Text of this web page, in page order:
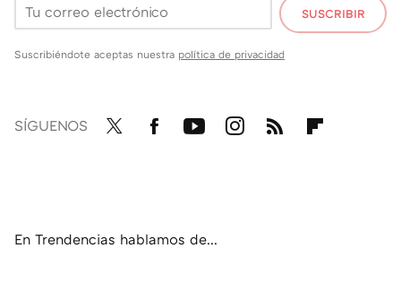
SUSCRIBIR
Suscribiéndote aceptas nuestra política de privacidad
SÍGUENOS
En Trendencias hablamos de...